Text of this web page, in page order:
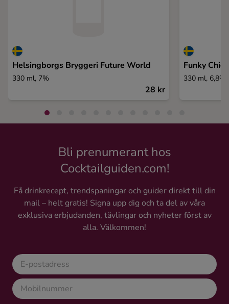
Helsingborgs Bryggeri Future World
330 ml, 7%
28 kr
Funky
330 ml, 6,8%
Bli prenumerant hos
Cocktailguiden.com!
Få drinkrecept, trendspaningar och guider direkt till din
mail – helt gratis! Signa upp dig och ta del av våra
exklusiva erbjudanden, tävlingar och nyheter först av
alla. Välkommen!